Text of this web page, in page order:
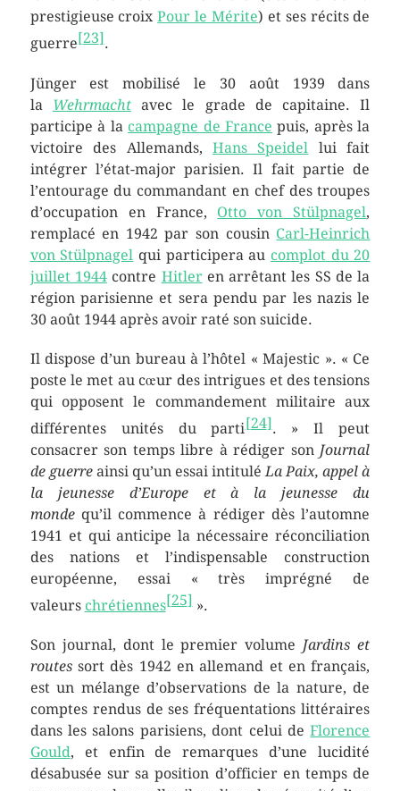
prestigieuse croixPour le Mérite) et ses récits de
guerre[23].
Jünger est mobilisé le 30 août 1939 dans
la Wehrmachtavec le grade de capitaine. Il
participe à la campagne de France puis, après la
victoire des Allemands, Hans Speidel lui fait
intégrer l’état-major parisien. Il fait partie de
l’entourage du commandant en chef des troupes
d’occupation en France, Otto von Stülpnagel,
remplacé en 1942 par son cousin Carl-Heinrich
von Stülpnagel qui participera au complot du 20
juillet 1944contre Hitleren arrêtant les SS de la
région parisienne et sera pendu par les nazis le
30 août 1944 après avoir raté son suicide.
Il dispose d’un bureau à l’hôtel « Majestic ». « Ce
poste le met au cœur des intrigues et des tensions
qui opposent le commandement militaire aux
différentes unités du parti[24]. » Il peut
consacrer son temps libre à rédiger son Journal
de guerreainsi qu’un essai intituléLa Paix, appel à
la jeunesse d’Europe et à la jeunesse du
mondequ’il commence à rédiger dès l’automne
1941 et qui anticipe la nécessaire réconciliation
des nations et l’indispensable construction
européenne, essai « très imprégné de
valeurs chrétiennes[25]».
Son journal, dont le premier volume Jardins et
routessort dès 1942 en allemand et en français,
est un mélange d’observations de la nature, de
comptes rendus de ses fréquentations littéraires
dans les salons parisiens, dont celui deFlorence
Gould, et enfin de remarques d’une lucidité
désabusée sur sa position d’officier en temps de